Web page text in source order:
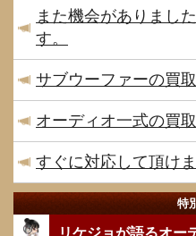
また機会がありまし
す。
サブウーファーの買
オーディオ一式の買
すぐに対応して頂けま
特